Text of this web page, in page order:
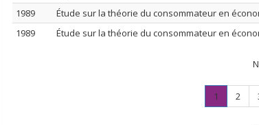
1989 Étude sur la théorie du consommateur en
1989
Étude sur la théorie du consommateur en
Page
1
Page
Page
2